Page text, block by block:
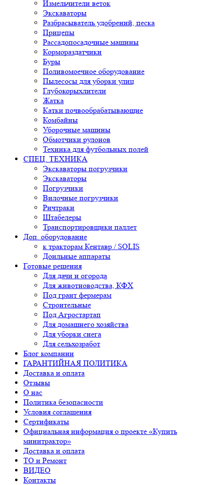
Измельчители веток
Экскаваторы
Разбрасыватель удобрений, песка
Прицепы
Рассадопосадочные машины
Кормораздатчики
Буры
Поливомоечное оборудование
Пылесосы для уборки улиц
Глубокорыхлители
Жатка
Катки почвообрабатывающие
Комбайны
Уборочные машины
Обмотчики рулонов
Техника для футбольных полей
СПЕЦ. ТЕХНИКА
Экскаваторы погрузчики
Экскаваторы
Погрузчики
Вилочные погрузчики
Ричтраки
Штабелеры
Транспортировщики паллет
Доп. оборудование
к тракторам Кентавр / SOLIS
Доильные аппараты
Готовые решения
Для дачи и огорода
Для животноводства, КФХ
Под грант фермерам
Строительные
Под Агростартап
Для домашнего хозяйства
Для уборки снега
Для сельхозработ
Блог компании
ГАРАНТИЙНАЯ ПОЛИТИКА
Доставка и оплата
Отзывы
О нас
Политика безопасности
Условия соглашения
Сертификаты
Официальная информация о проекте «Купить
минитрактор»
Доставка и оплата
ТО и Ремонт
ВИДЕО
Контакты